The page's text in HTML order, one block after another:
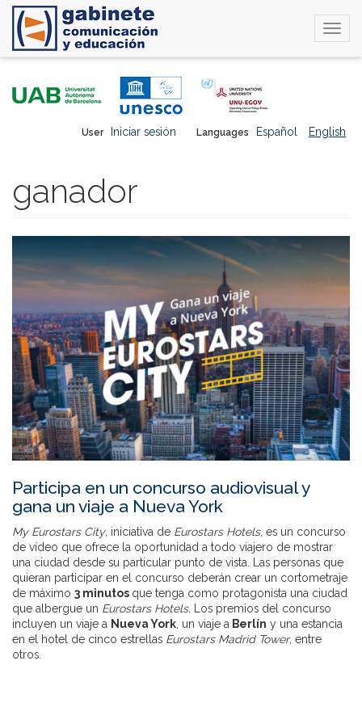
Languages Español English
User Iniciar sesión
ganador
Participa en un concurso audiovisual y
gana un viaje a Nueva York
My Eurostars City, iniciativa de Eurostars Hotels, es un concurso
de vídeo que ofrece la oportunidad a todo viajero de mostrar
una ciudad desde su particular punto de vista. Las personas que
quieran participar en el concurso deberán crear un cortometraje
de máximo 3 minutos que tenga como protagonista una ciudad
que albergue un Eurostars Hotels. Los premios del concurso
incluyen un viaje a Nueva York, un viaje a Berlín y una estancia
en el hotel de cinco estrellas Eurostars Madrid Tower, entre
otros.